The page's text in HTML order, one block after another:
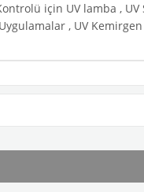
için UV lamba , UV
, UV